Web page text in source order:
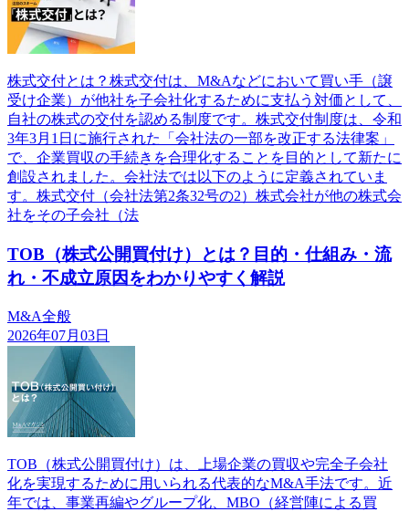
株式交付とは？株式交付は、M&Aなどにおいて買い手（譲
受け企業）が他社を子会社化するために支払う対価として、
自社の株式の交付を認める制度です。株式交付制度は、令和
3年3月1日に施行された「会社法の一部を改正する法律案」
で、企業買収の手続きを合理化することを目的として新たに
創設されました。会社法では以下のように定義されていま
す。株式交付（会社法第2条32号の2）株式会社が他の株式会
社をその子会社（法
TOB（株式公開買付け）とは？目的・仕組み・流
れ・不成立原因をわかりやすく解説
M&A全般
2026年07月03日
TOB（株式公開買付け）は、上場企業の買収や完全子会社
化を実現するために用いられる代表的なM&A手法です。近
年では、事業再編やグループ化、MBO（経営陣による買